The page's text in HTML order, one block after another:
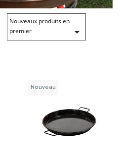
Nouveaux produits en
premier

Nouveau